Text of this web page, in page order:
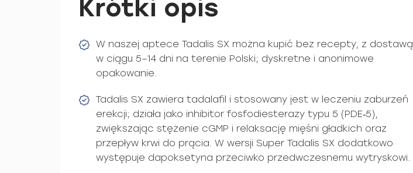
Krótki opis
W naszej aptece Tadalis SX można kupić bez recepty, z dostawą
w ciągu 5–14 dni na terenie Polski; dyskretne i anonimowe
opakowanie.
Tadalis SX zawiera tadalafil i stosowany jest w leczeniu zaburzeń
erekcji; działa jako inhibitor fosfodiesterazy typu 5 (PDE‑5),
zwiększając stężenie cGMP i relaksację mięśni gładkich oraz
przepływ krwi do prącia. W wersji Super Tadalis SX dodatkowo
występuje dapoksetyna przeciwko przedwczesnemu wytryskowi.